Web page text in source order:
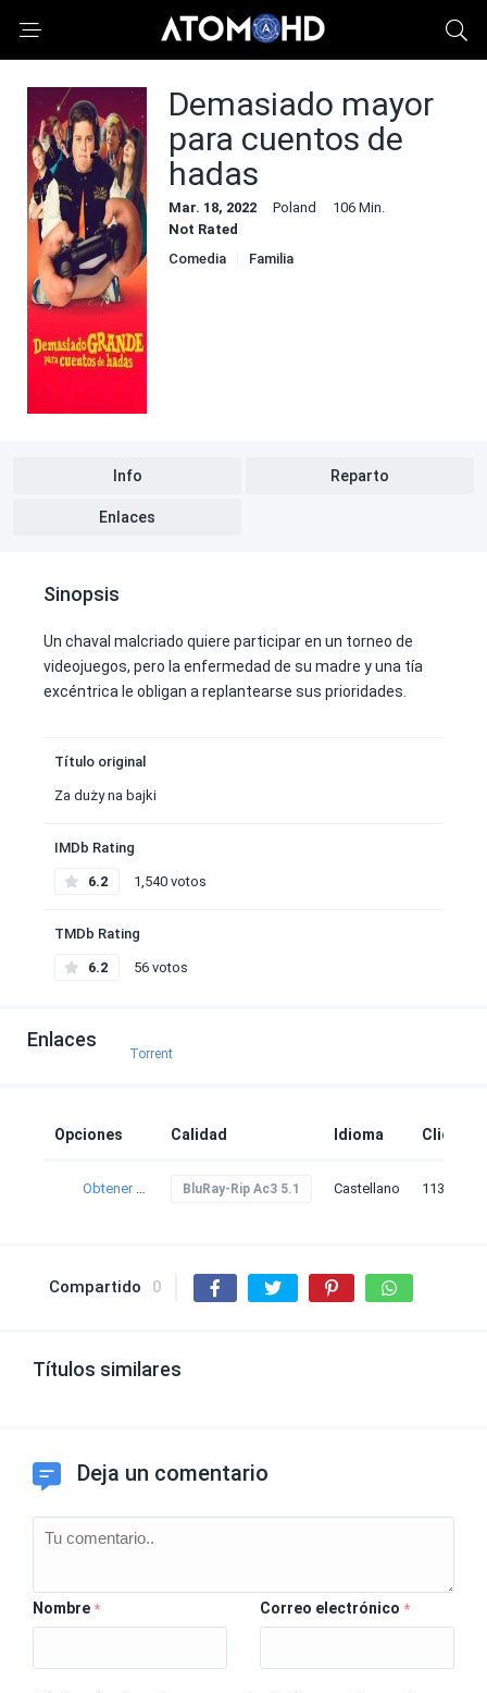
Demasiado mayor
para cuentos de
hadas
Mar. 18, 2022 Poland
106 Min.
Not Rated
Comedia
Familia
Info Reparto
Enlaces
Sinopsis
Un chaval malcriado quiere participar en un torneo de
videojuegos, pero la enfermedad de su madre y una tía
excéntrica le obligan a replantearse sus prioridades.
Título original
Za duży na bajki
IMDb Rating
6.2 1,540 votos
TMDb Rating
6.2 56 votos
Enlaces
Torrent
Opciones Calidad Idioma Clicks
Obtener torrent BluRay-Rip Ac3 5.1 Castellano 113
Compartido 0
Títulos similares
Deja un comentario
Nombre * Correo electrónico *